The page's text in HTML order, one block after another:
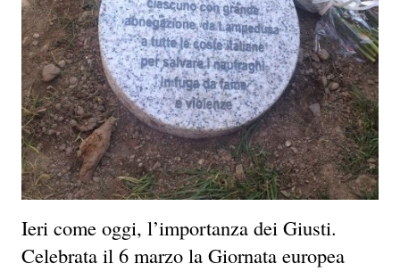
Ieri come oggi, l’importanza dei Giusti.
Celebrata il 6 marzo la Giornata europea